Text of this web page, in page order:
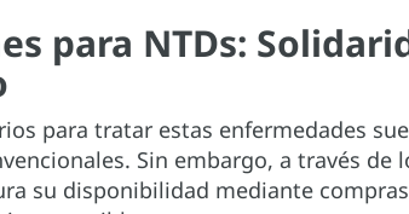
para NTDs:
para tratar estas enfermedades
Sin embargo, a través de
su disponibilidad mediante